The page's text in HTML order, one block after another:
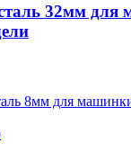
32мм для